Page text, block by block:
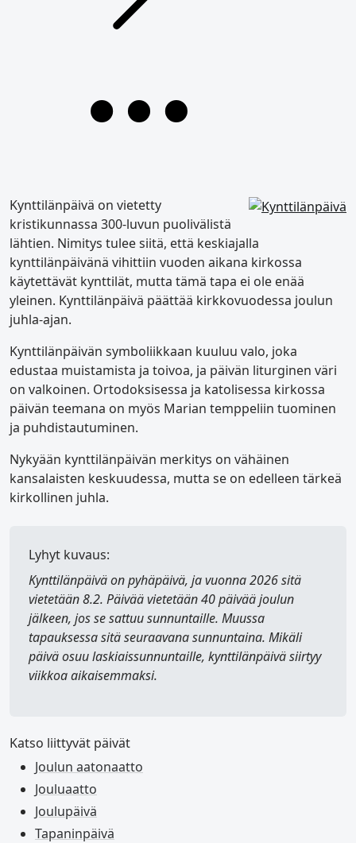
Kynttilänpäivä on vietetty
kristikunnassa 300-luvun puolivälistä
lähtien. Nimitys tulee siitä, että keskiajalla
kynttilänpäivänä vihittiin vuoden aikana kirkossa
käytettävät kynttilät, mutta tämä tapa ei ole enää
yleinen. Kynttilänpäivä päättää kirkkovuodessa joulun
juhla-ajan.
Kynttilänpäivän symboliikkaan kuuluu valo, joka
edustaa muistamista ja toivoa, ja päivän liturginen väri
on valkoinen. Ortodoksisessa ja katolisessa kirkossa
päivän teemana on myös Marian temppeliin tuominen
ja puhdistautuminen.
Nykyään kynttilänpäivän merkitys on vähäinen
kansalaisten keskuudessa, mutta se on edelleen tärkeä
kirkollinen juhla.
Lyhyt kuvaus:
Kynttilänpäiväon pyhäpäivä, ja vuonna 2026 sitä
vietetään 8.2. Päivää vietetään 40 päivää joulun
jälkeen, jos se sattuu sunnuntaille. Muussa
tapauksessa sitä seuraavana sunnuntaina. Mikäli
päivä osuu laskiaissunnuntaille, kynttilänpäivä siirtyy
viikkoa aikaisemmaksi.
Katso liittyvät päivät
Joulun aatonaatto
Jouluaatto
Joulupäivä
Tapaninpäivä